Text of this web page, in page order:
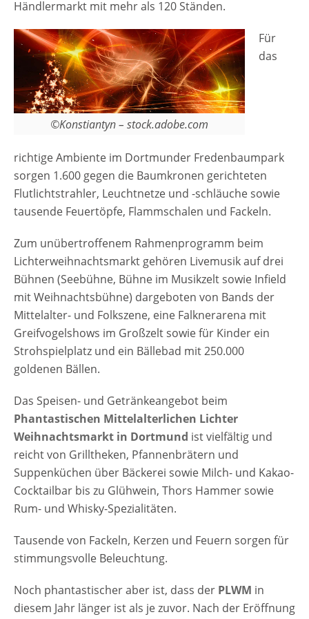
type="basic"] Anzeige Termine und
Öffnungszeiten Mittelalterlicher Lichter
Weihnachtsmarkt…
Händlermarkt mit mehr als 120 Ständen.
©Konstiantyn – stock.adobe.com
Für
das
richtige Ambiente im Dortmunder Fredenbaumpark
sorgen 1.600 gegen die Baumkronen gerichteten
Flutlichtstrahler, Leuchtnetze und -schläuche sowie
tausende Feuertöpfe, Flammschalen und Fackeln.
Zum unübertroffenem Rahmenprogramm beim
Lichterweihnachtsmarkt gehören Livemusik auf drei
Bühnen (Seebühne, Bühne im Musikzelt sowie Infield
mit Weihnachtsbühne) dargeboten von Bands der
Mittelalter- und Folkszene, eine Falknerarena mit
Greifvogelshows im Großzelt sowie für Kinder ein
Strohspielplatz und ein Bällebad mit 250.000
goldenen Bällen.
Das Speisen- und Getränkeangebot beim
Phantastischen Mittelalterlichen Lichter
Weihnachtsmarkt in Dortmund ist vielfältig und
reicht von Grilltheken, Pfannenbrätern und
Suppenküchen über Bäckerei sowie Milch- und Kakao-
Cocktailbar bis zu Glühwein, Thors Hammer sowie
Rum- und Whisky-Spezialitäten.
Tausende von Fackeln, Kerzen und Feuern sorgen für
stimmungsvolle Beleuchtung.
Noch phantastischer aber ist, dass der PLWM in
diesem Jahr länger ist als je zuvor. Nach der Eröffnung